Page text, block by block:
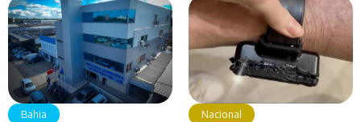
Bahia Nacional